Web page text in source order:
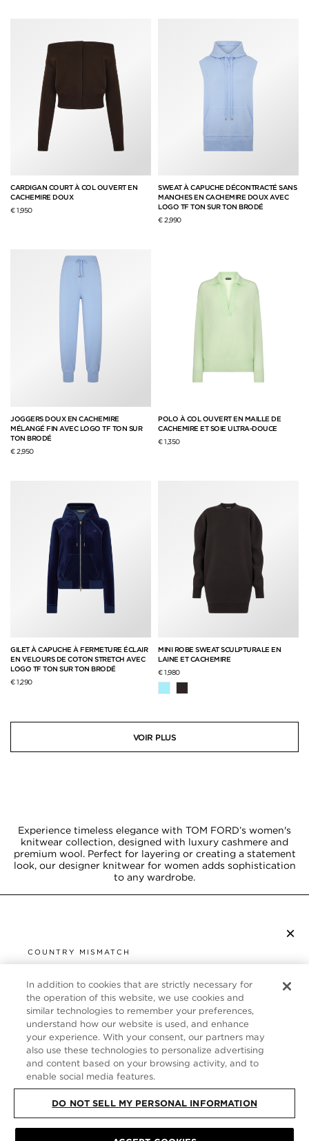
CARDIGAN COURT À COL OUVERT EN
CACHEMIRE DOUX
€ 1,950
SWEAT À CAPUCHE DÉCONTRACTÉ SANS
MANCHES EN CACHEMIRE DOUX AVEC
LOGO TF TON SUR TON BRODÉ
€ 2,990
JOGGERS DOUX EN CACHEMIRE
MÉLANGÉ FIN AVEC LOGO TF TON SUR
TON BRODÉ
€ 2,950
POLO À COL OUVERT EN MAILLE DE
CACHEMIRE ET SOIE ULTRA-DOUCE
€ 1,350
GILET À CAPUCHE À FERMETURE ÉCLAIR
EN VELOURS DE COTON STRETCH AVEC
LOGO TF TON SUR TON BRODÉ
€ 1,290
MINI ROBE SWEAT SCULPTURALE EN
LAINE ET CACHEMIRE
€ 1,980
VOIR PLUS
Experience timeless elegance with TOM FORD’s women's
knitwear collection, designed with luxury cashmere and
premium wool. Perfect for layering or creating a statement
look, our designer knitwear for women adds sophistication
to any wardrobe.
×
COUNTRY MISMATCH
UNITED STATES
It looks like you are visiting us from United States,
but you are currently browsing our France store.
Would you like to be redirected to your local site?
SHOP IN UNITED STATES
CONTINUE BROWSING HERE
SERVICE CLIENT
À PROPOS
FOLLOW US
In addition to cookies that are strictly necessary for
the operation of this website, we use cookies and
similar technologies to remember your preferences,
understand how our website is used, and enhance
your experience. With your consent, our partners may
also use these technologies to personalize advertising
and content based on your browsing activity, and to
enable social media features.
DO NOT SELL MY PERSONAL INFORMATION